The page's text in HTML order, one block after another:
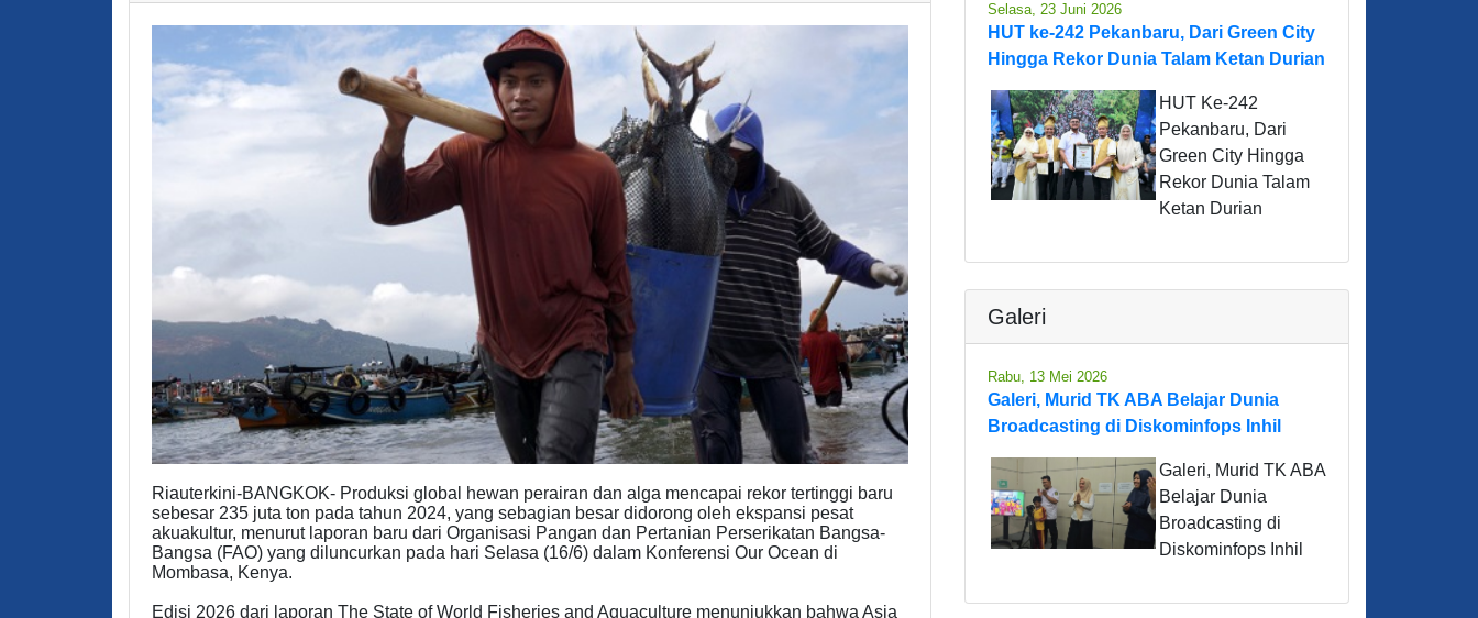
Riauterkini-BANGKOK- Produksi global hewan perairan dan alga mencapai rekor tertinggi baru
sebesar 235 juta ton pada tahun 2024, yang sebagian besar didorong oleh ekspansi pesat
akuakultur, menurut laporan baru dari Organisasi Pangan dan Pertanian Perserikatan Bangsa-
Bangsa (FAO) yang diluncurkan pada hari Selasa (16/6) dalam Konferensi Our Ocean di
Mombasa, Kenya.
Edisi 2026 dari laporan The State of World Fisheries and Aquaculture menunjukkan bahwa Asia
Selasa, 23 Juni 2026
HUT ke-242 Pekanbaru, Dari Green City
Hingga Rekor Dunia Talam Ketan Durian
HUT Ke-242
Pekanbaru, Dari
Green City Hingga
Rekor Dunia Talam
Ketan Durian
Galeri
Rabu, 13 Mei 2026
Galeri, Murid TK ABA Belajar Dunia
Broadcasting di Diskominfops Inhil
Galeri, Murid TK ABA
Belajar Dunia
Broadcasting di
Diskominfops Inhil